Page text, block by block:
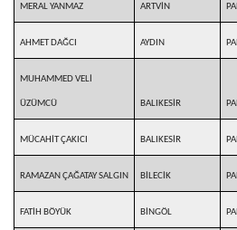
MERAL YANMAZ ARTVİN
AHMET DAĞCI AYDIN
MUHAMMED VELİ
ÜZÜMCÜ BALIKESİR
MÜCAHİT ÇAKICI BALIKESİR
RAMAZAN ÇAĞATAY SALGIN BİLECİK
FATİH BÖYÜK BİNGÖL